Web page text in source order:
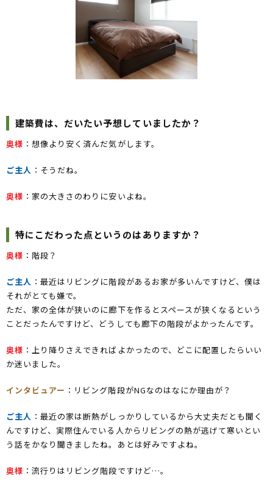
建築費は、だいたい予想していましたか？
奥様 ：想像より安く済んだ気がします。
ご主人 ：そうだね。
奥様 ：家の大きさのわりに安いよね。
特にこだわった点というのはありますか？
奥様 ：階段？
ご主人 ：最近はリビングに階段があるお家が多いんですけど、僕は
それがとても嫌で。
ただ、家の全体が狭いのに廊下を作るとスペースが狭くなるという
ことだったんですけど、どうしても廊下の階段がよかったんです。
奥様 ：上り降りさえできればよかったので、どこに配置したらいい
か迷いました。
インタビュアー ：リビング階段がNGなのはなにか理由が？
ご主人 ：最近の家は断熱がしっかりしているから大丈夫だとも聞く
んですけど、実際住んでいる人からリビングの熱が逃げて寒いとい
う話をかなり聞きましたね。あとは好みですよね。
奥様 ：流行りはリビング階段ですけど…。